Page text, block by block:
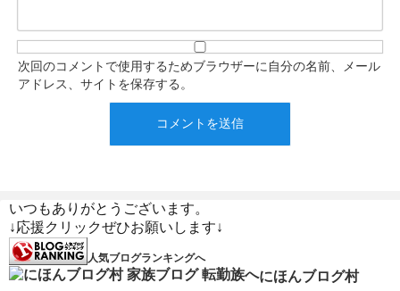
次回のコメントで使用するためブラウザーに自分の名前、メール
アドレス、サイトを保存する。
いつもありがとうございます。
↓応援クリックぜひお願いします↓
人気ブログランキングへ
にほんブログ村